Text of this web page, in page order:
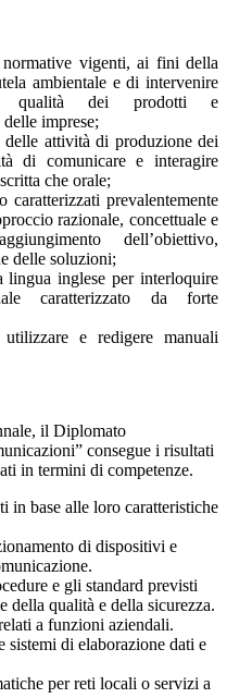
normative vigenti, ai fini della
ambientale e di intervenire
qualità dei prodotti e
imprese;
attività di produzione dei
di comunicare e interagire
che orale;
caratterizzati prevalentemente
razionale, concettuale e
dell’obiettivo,
delle soluzioni;
inglese per interloquire
caratterizzato da forte
e redigere manuali
il Diplomato
consegue i risultati
in termini di competenze.
in base alle loro caratteristiche
di dispositivi e
e gli standard previsti
della qualità e della sicurezza.
a funzioni aziendali.
sistemi di elaborazione dati e
per reti locali o servizi a